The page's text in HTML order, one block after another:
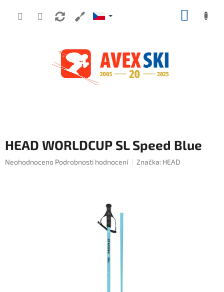
HEAD WORLDCUP SL Speed Blue
Průměrné hodnocení produktu je 0,0 z 5 hvězdiček.
Neohodnoceno Podrobnosti hodnocení Značka: HEAD